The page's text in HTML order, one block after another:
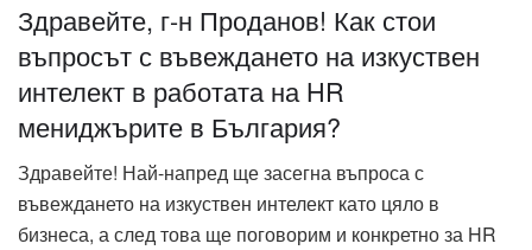
Здравейте, г-н Проданов! Как стои
въпросът с въвеждането на изкуствен
интелект в работата на HR
мениджърите в България?
Здравейте! Най-напред ще засегна въпроса с
въвеждането на изкуствен интелект като цяло в
бизнеса, а след това ще поговорим и конкретно за HR